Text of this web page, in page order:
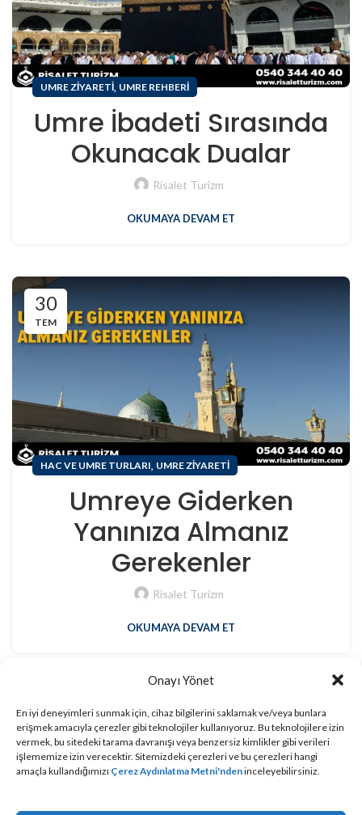
Onayı Yönet
En iyi deneyimleri sunmak için, cihaz bilgilerini saklamak ve/veya bunlara
erişmek amacıyla çerezler gibi teknolojiler kullanıyoruz. Bu teknolojilere izin
vermek, bu sitedeki tarama davranışı veya benzersiz kimlikler gibi verileri
işlememize izin verecektir. Sitemizdeki çerezleri ve bu çerezleri hangi
amaçla kullandığımızı Çerez Aydınlatma Metni'ndeninceleyebilirsiniz.
UMRE ZIYARETI, UMRE REHBERI
Umre İbadeti Sırasında
Okunacak Dualar
Risalet Turizm
OKUMAYA DEVAM ET
30
TEM
HAC VE UMRE TURLARI, UMRE ZIYARETI
Umreye Giderken
Yanınıza Almanız
Gerekenler
Risalet Turizm
OKUMAYA DEVAM ET
Risalet Turizm, bir addressbooking.comüyesidir
© Bu sitedeki yazılı ve görsel içeriklerin tüm hakları Risalet
Turizm’e aittir.